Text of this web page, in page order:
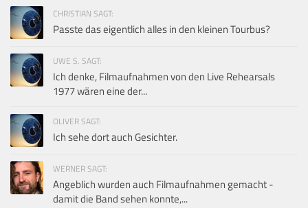
CHRISTIAN SAGT:
Passte das eigentlich alles in den kleinen Tourbus?
UWE S. SAGT:
Ich denke, Filmaufnahmen von den Live Rehearsals
1977 wären eine der...
OLIVER SAGT:
Ich sehe dort auch Gesichter.
WERNER SAGT:
Angeblich wurden auch Filmaufnahmen gemacht -
damit die Band sehen konnte,...